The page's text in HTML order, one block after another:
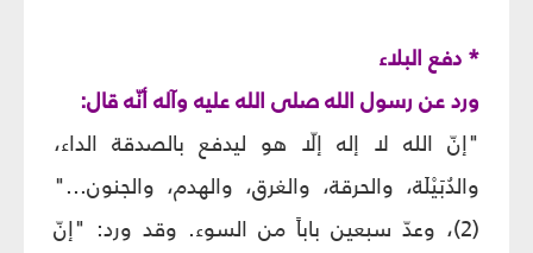
* دفع البلاء
ورد عن رسول الله صلى الله عليه وآله أنّه قال:
"إنّ الله لا إله إلّا هو ليدفع بالصدقة الداء،
والدُبَيْلَة، والحرقة، والغرق، والهدم، والجنون..."
(2)، وعدّ سبعين باباً من السوء. وقد ورد: "إنّ